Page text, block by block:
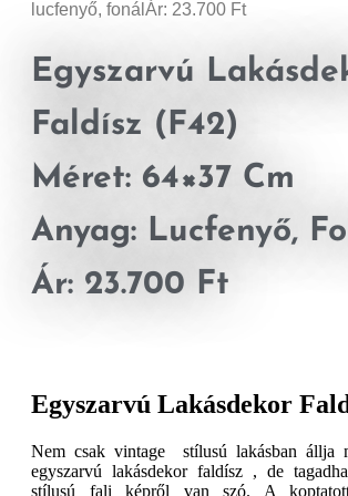
lucfenyő, fonálÁr: 23.700 Ft
Egyszarvú
Faldísz (F42)
Méret: 64×37 Cm
Anyag: Lucfenyő,
Ár: 23.700 Ft
Egyszarvú Lakásdekor
Nem csak vintage stílusú lakásban állja
egyszarvú lakásdekor faldísz , de
stílusú fali képről van szó. A